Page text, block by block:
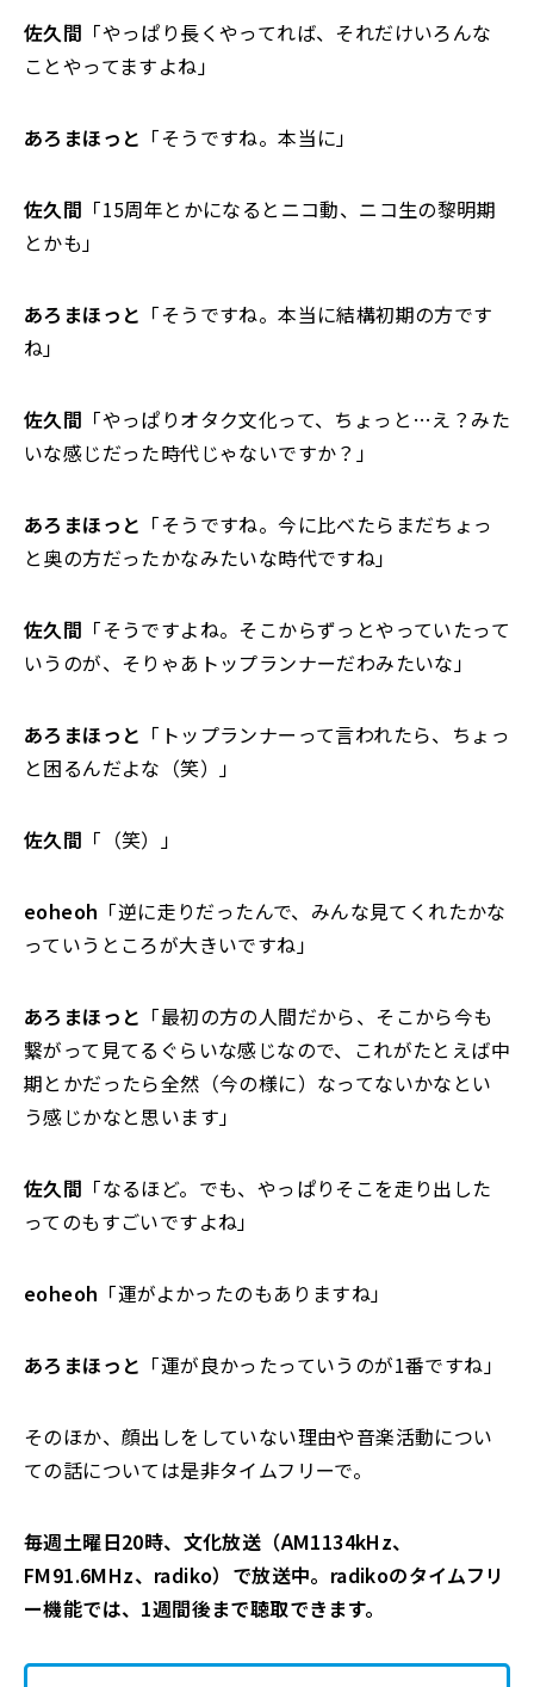
佐久間 「やっぱり長くやってれば、それだけいろんな
ことやってますよね」
あろまほっと 「そうですね。本当に」
佐久間 「15周年とかになるとニコ動、ニコ生の黎明期
とかも」
あろまほっと 「そうですね。本当に結構初期の方です
ね」
佐久間 「やっぱりオタク文化って、ちょっと…え？みた
いな感じだった時代じゃないですか？」
あろまほっと 「そうですね。今に比べたらまだちょっ
と奥の方だったかなみたいな時代ですね」
佐久間 「そうですよね。そこからずっとやっていたって
いうのが、そりゃあトップランナーだわみたいな」
あろまほっと 「トップランナーって言われたら、ちょっ
と困るんだよな（笑）」
佐久間 「（笑）」
eoheoh 「逆に走りだったんで、みんな見てくれたかな
っていうところが大きいですね」
あろまほっと 「最初の方の人間だから、そこから今も
繋がって見てるぐらいな感じなので、これがたとえば中
期とかだったら全然（今の様に）なってないかなとい
う感じかなと思います」
佐久間 「なるほど。でも、やっぱりそこを走り出した
ってのもすごいですよね」
eoheoh 「運がよかったのもありますね」
あろまほっと 「運が良かったっていうのが1番ですね」
そのほか、顔出しをしていない理由や音楽活動につい
ての話については是非タイムフリーで。
毎週土曜日20時、文化放送（AM1134kHz、
FM91.6MHz、radiko）で放送中。radikoのタイムフリ
ー機能では、1週間後まで聴取できます。